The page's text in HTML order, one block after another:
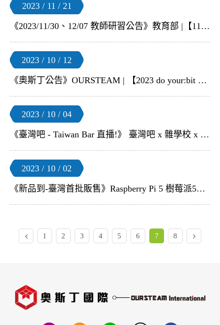
2023 / 11 / 21
《2023/11/30、12/07 教師研習公告》教育部 |【113年度建構智慧化氣候友善校園的先導型計畫說明會】
2023 / 10 / 12
《奧斯丁公告》OURSTEAM | 【2023 do your:bit 全球挑戰賽 線上教師說明會】
2023 / 10 / 04
《臺灣吧 - Taiwan Bar 直播!》​ 臺灣吧 x 雜學校 x 奧斯丁 | 談論AI時代的問題解決術
2023 / 10 / 02
《新品到-臺灣首批販售》Raspberry Pi 5 樹莓派5將在10月底到台!! 敬請留意到貨消息
1 2 3 4 5 6 7 8